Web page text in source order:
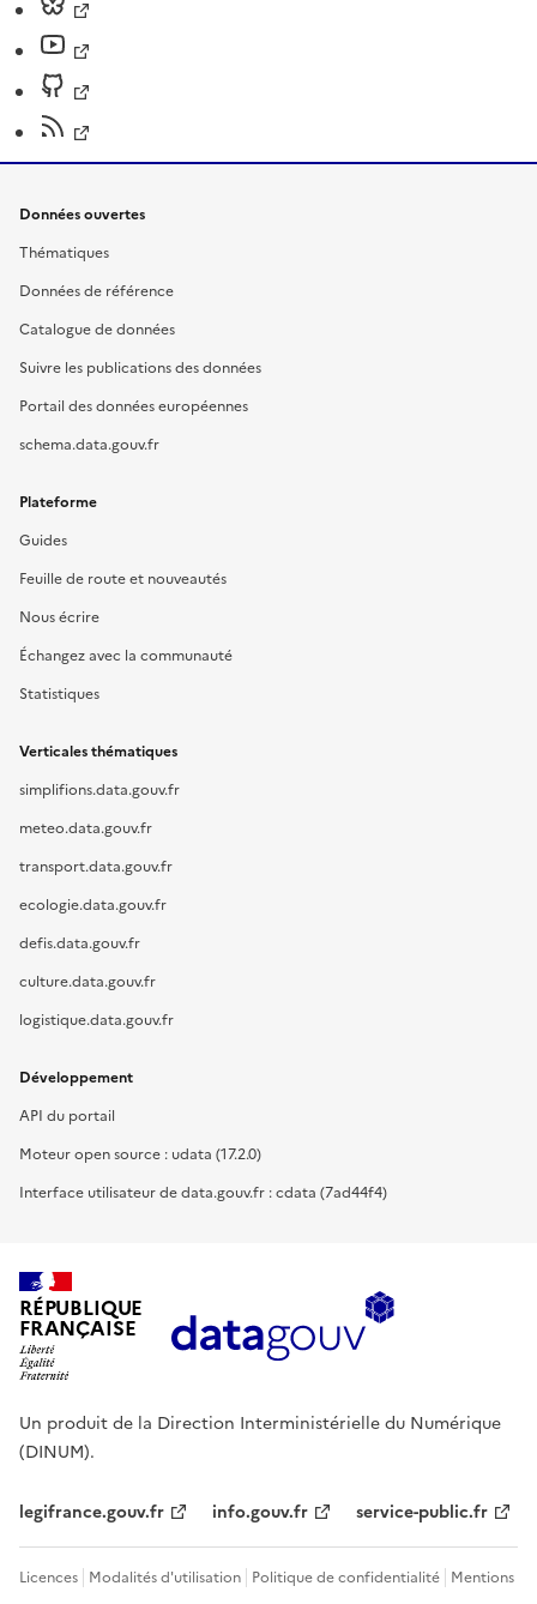
Données ouvertes
Thématiques
Données de référence
Catalogue de données
Suivre les publications des données
Portail des données européennes
schema.data.gouv.fr
Plateforme
Guides
Feuille de route et nouveautés
Nous écrire
Échangez avec la communauté
Statistiques
Verticales thématiques
simplifions.data.gouv.fr
meteo.data.gouv.fr
transport.data.gouv.fr
ecologie.data.gouv.fr
defis.data.gouv.fr
culture.data.gouv.fr
logistique.data.gouv.fr
Développement
API du portail
Moteur open source : udata (17.2.0)
Interface utilisateur de data.gouv.fr : cdata (7ad44f4)
RÉPUBLIQUE
FRANÇAISE
Un produit de la Direction Interministérielle du Numérique
(DINUM).
legifrance.gouv.fr info.gouv.fr service-public.fr
Licences Modalités d'utilisation Politique de confidentialité Mentions